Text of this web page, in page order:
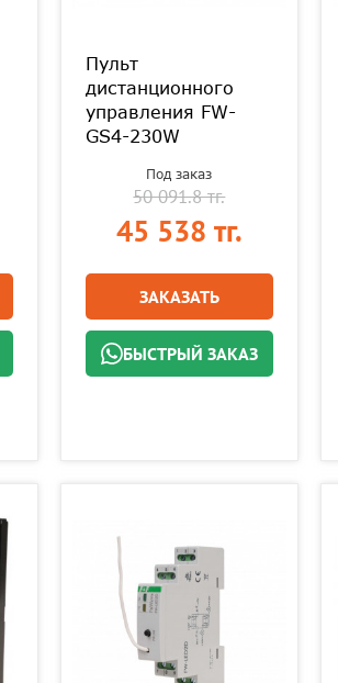
Пульт
дистанционного
управления FW-
GS4-230W
Под заказ
50 091.8 тг.
45 538 тг.
ЗАКАЗАТЬ
БЫСТРЫЙ ЗАКАЗ